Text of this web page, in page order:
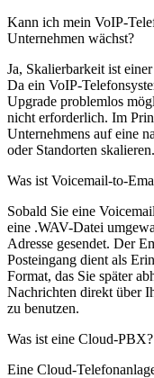
Kann ich mein VoIP-
Unternehmen wächst?
Ja, Skalierbarkeit ist
Da ein VoIP-
Upgrade problemlos
nicht erforderlich. Im
Unternehmens auf eine
oder Standorten skalieren.
Was ist Voicemail-to-
Sobald Sie eine
eine .WAV-Datei
Adresse gesendet. Der
Posteingang dient als
Format, das Sie später
Nachrichten direkt über
zu benutzen.
Was ist eine Cloud-PBX?
Eine Cloud-